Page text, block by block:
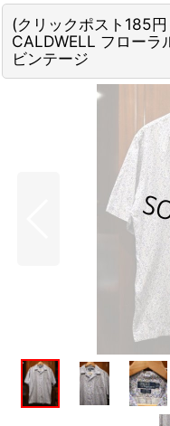
(クリックポスト185
CALDWELL フローラ
ビンテージ